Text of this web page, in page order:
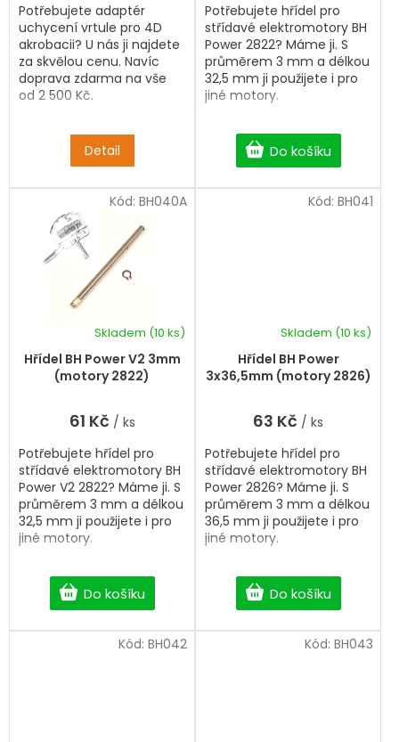
Detail
Potřebujete adaptér
uchycení vrtule pro 4D
akrobacii? U nás ji najdete
za skvělou cenu. Navíc
doprava zdarma na vše
od 2 500 Kč.
Do košíku
Potřebujete hřídel pro
střídavé elektromotory BH
Power 2822? Máme ji. S
průměrem 3 mm a délkou
32,5 mm ji použijete i pro
jiné motory.
Hřídel BH Power V2 3mm
(motory 2822)
Skladem (10 ks)
61 Kč / ks
Do košíku
Potřebujete hřídel pro
střídavé elektromotory BH
Power V2 2822? Máme ji. S
průměrem 3 mm a délkou
32,5 mm ji použijete i pro
jiné motory.
Kód: BH040A
Hřídel BH Power
3x36,5mm (motory 2826)
Skladem (10 ks)
63 Kč / ks
Do košíku
Potřebujete hřídel pro
střídavé elektromotory BH
Power 2826? Máme ji. S
průměrem 3 mm a délkou
36,5 mm ji použijete i pro
jiné motory.
Kód: BH041
Kód: BH042 Kód: BH043